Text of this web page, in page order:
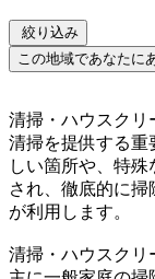
絞り込み
この地域であなたに
清掃・ハウスクリ
清掃を提供する重
しい箇所や、特
され、徹底的に
が利用します。
清掃・ハウスクリ